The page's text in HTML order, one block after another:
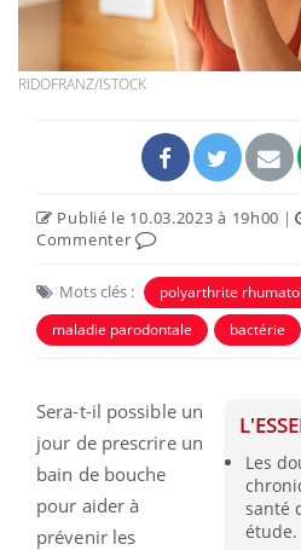
RIDOFRANZ/ISTOCK
Publié le 10.03.2023 à 19h00 |
Commenter
Mots clés :
polyarthrite
maladie parodontale
bactérie
Les
santé
étude.
Sera-t-il possible un
jour de prescrire un
bain de bouche
pour aider à
prévenir les